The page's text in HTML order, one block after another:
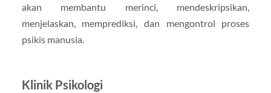
akan membantu merinci, mendeskripsikan,
menjelaskan, memprediksi, dan mengontrol proses
psikis manusia.
Klinik Psikologi